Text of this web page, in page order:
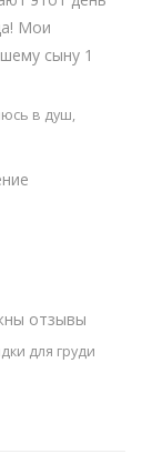
Мои
сыну 1
в душ,
отзывы
для груди